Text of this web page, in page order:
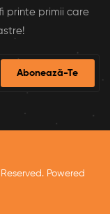
printe primii care
Abonează-Te
Powered